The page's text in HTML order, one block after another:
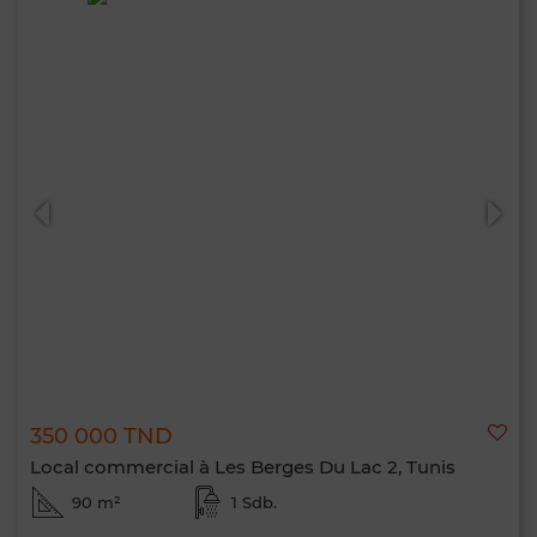
350 000 TND
Local commercial à Les Berges Du Lac 2, Tunis
90 m² 1 Sdb.